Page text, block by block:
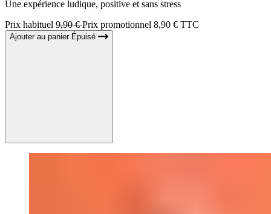
Une expérience ludique, positive et sans stress
Prix habituel 9,90 €Prix promotionnel 8,90 € TTC
Ajouter au panier Épuisé